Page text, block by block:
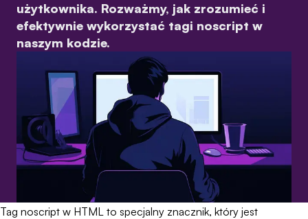
użytkownika. Rozważmy, jak zrozumieć i
efektywnie wykorzystać tagi noscript w
naszym kodzie.
Tag noscript w HTML to specjalny znacznik, który jest